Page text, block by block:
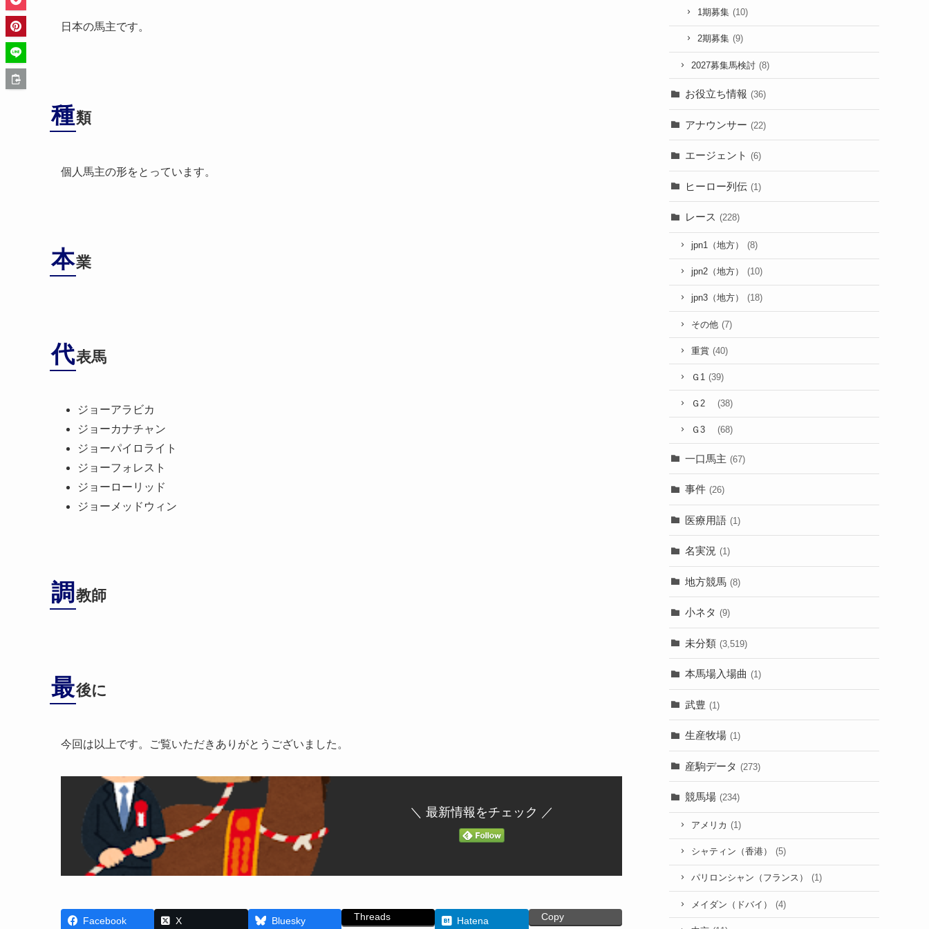
日本の馬主です。
種類
個人馬主の形をとっています。
本業
代表馬
ジョーアラビカ
ジョーカナチャン
ジョーパイロライト
ジョーフォレスト
ジョーローリッド
ジョーメッドウィン
調 教師
最後に
今回は以上です。ご覧いただきありがとうございました。
＼ 最新情報をチェック ／
Facebook X Bluesky Threads Hatena Copy
1期募集 (10)
2期募集 (9)
2027募集馬検討 (8)
お役立ち情報 (36)
アナウンサー (22)
エージェント (6)
ヒーロー列伝 (1)
レース (228)
jpn1（地方） (8)
jpn2（地方） (10)
jpn3（地方） (18)
その他 (7)
重賞 (40)
Ｇ1 (39)
Ｇ2 (38)
Ｇ3 (68)
一口馬主 (67)
事件 (26)
医療用語 (1)
名実況 (1)
地方競馬 (8)
小ネタ (9)
未分類 (3,519)
本馬場入場曲 (1)
武豊 (1)
生産牧場 (1)
産駒データ (273)
競馬場 (234)
アメリカ (1)
シャティン（香港） (5)
パリロンシャン（フランス） (1)
メイダン（ドバイ） (4)